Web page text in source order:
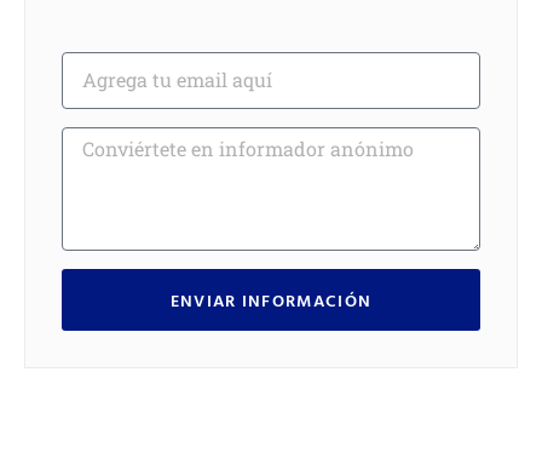
ENVIAR INFORMACIÓN